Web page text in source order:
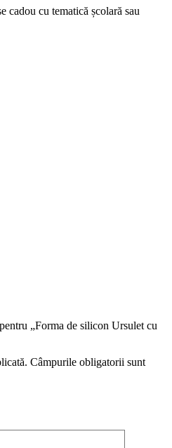
cadou cu tematică școlară sau
„Forma de silicon Ursulet cu
Câmpurile obligatorii sunt